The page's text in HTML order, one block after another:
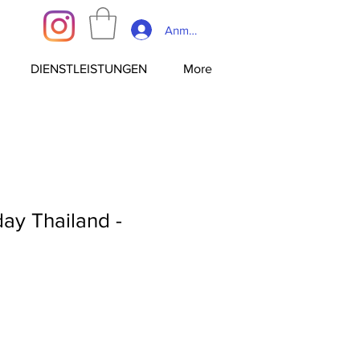
Anmelden
DIENSTLEISTUNGEN More
Thailand -